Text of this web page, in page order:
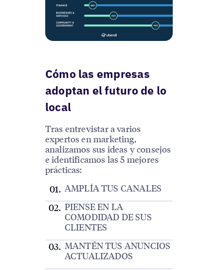
Cómo las empresas
adoptan el futuro de lo
local
Tras entrevistar a varios
expertos en marketing,
analizamos sus ideas y consejos
e identificamos las 5 mejores
prácticas:
AMPLÍA TUS CANALES
PIENSE EN LA
COMODIDAD DE SUS
CLIENTES
MANTÉN TUS ANUNCIOS
ACTUALIZADOS